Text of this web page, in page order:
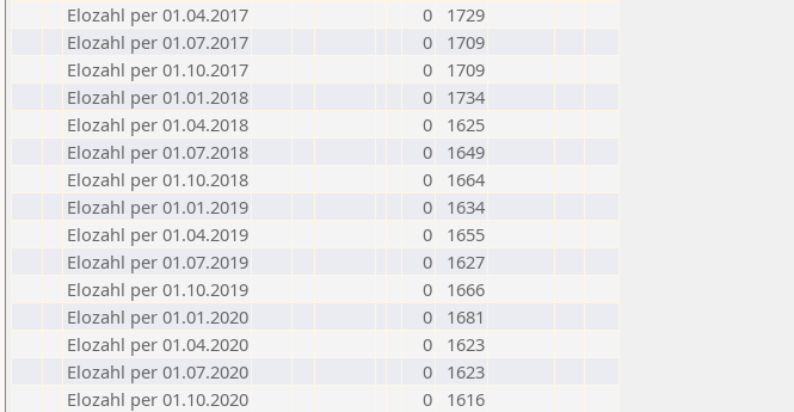
Elozahl per 01.04.2017
0
1729
Elozahl per 01.07.2017
0
1709
Elozahl per 01.10.2017
0
1709
Elozahl per 01.01.2018
0
1734
Elozahl per 01.04.2018
0
1625
Elozahl per 01.07.2018
0
1649
Elozahl per 01.10.2018
0
1664
Elozahl per 01.01.2019
0
1634
Elozahl per 01.04.2019
0
1655
Elozahl per 01.07.2019
0
1627
Elozahl per 01.10.2019
0
1666
Elozahl per 01.01.2020
0
1681
Elozahl per 01.04.2020
0
1623
Elozahl per 01.07.2020
0
1623
Elozahl per 01.10.2020
0
1616